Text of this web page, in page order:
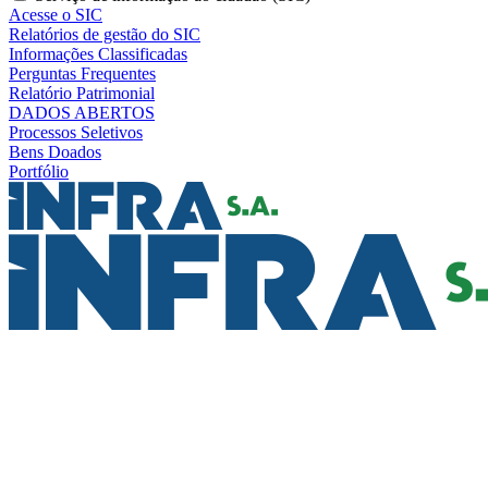
Acesse o SIC
Relatórios de gestão do SIC
Informações Classificadas
Perguntas Frequentes
Relatório Patrimonial
DADOS ABERTOS
Processos Seletivos
Bens Doados
Portfólio